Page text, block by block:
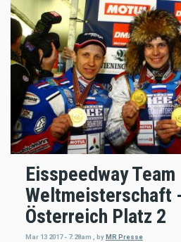
Eisspeedway Team
Weltmeisterschaft
Österreich Platz 2
Mar 13 2017 - 7:28am , byMR Presse